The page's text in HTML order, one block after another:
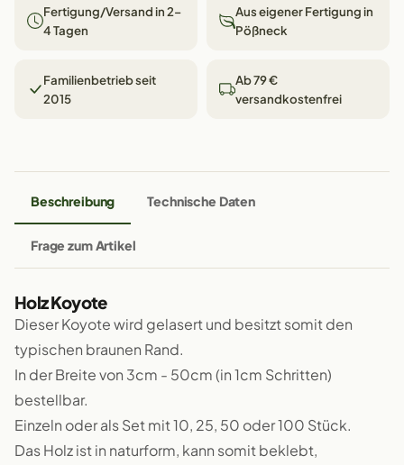
Fertigung/Versand in 2–
4 Tagen
Aus eigener Fertigung in
Pößneck
Familienbetrieb seit
2015
Ab 79 €
versandkostenfrei
Beschreibung Technische Daten
Frage zum Artikel
Holz Koyote
Dieser Koyote wird gelasert und besitzt somit den
typischen braunen Rand.
In der Breite von 3cm - 50cm (in 1cm Schritten)
bestellbar.
Einzeln oder als Set mit 10, 25, 50 oder 100 Stück.
Das Holz ist in naturform, kann somit beklebt,